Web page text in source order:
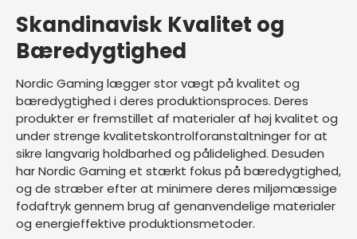
Skandinavisk Kvalitet og
Bæredygtighed
Nordic Gaming lægger stor vægt på kvalitet og
bæredygtighed i deres produktionsproces. Deres
produkter er fremstillet af materialer af høj kvalitet og
under strenge kvalitetskontrolforanstaltninger for at
sikre langvarig holdbarhed og pålidelighed. Desuden
har Nordic Gaming et stærkt fokus på bæredygtighed,
og de stræber efter at minimere deres miljømæssige
fodaftryk gennem brug af genanvendelige materialer
og energieffektive produktionsmetoder.